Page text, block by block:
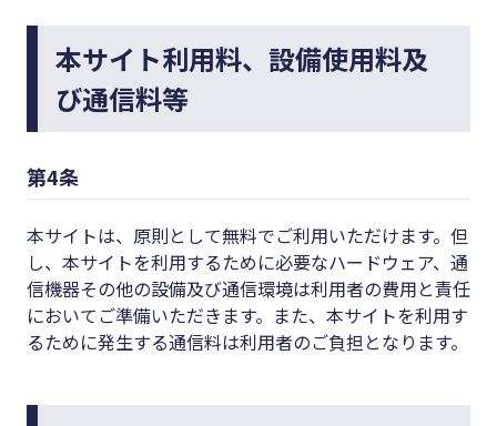
本サイト利用料、設備使用料及
び通信料等
第4条
本サイトは、原則として無料でご利用いただけます。但
し、本サイトを利用するために必要なハードウェア、通
信機器その他の設備及び通信環境は利用者の費用と責任
においてご準備いただきます。また、本サイトを利用す
るために発生する通信料は利用者のご負担となります。